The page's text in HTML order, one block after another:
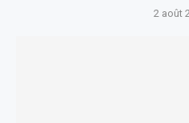
2 août